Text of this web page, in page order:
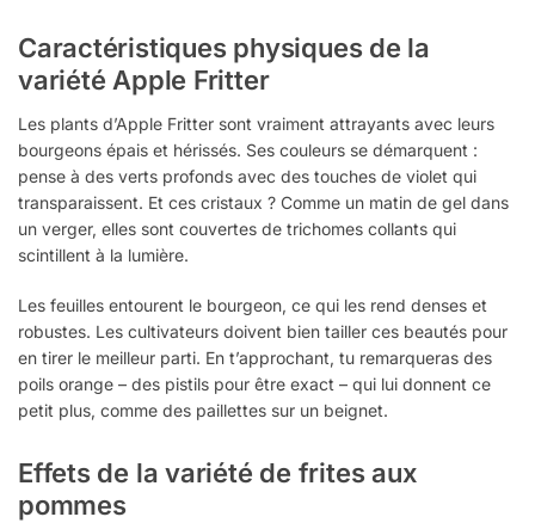
Caractéristiques physiques de la
variété Apple Fritter
Les plants d’Apple Fritter sont vraiment attrayants avec leurs
bourgeons épais et hérissés. Ses couleurs se démarquent :
pense à des verts profonds avec des touches de violet qui
transparaissent. Et ces cristaux ? Comme un matin de gel dans
un verger, elles sont couvertes de trichomes collants qui
scintillent à la lumière.
Les feuilles entourent le bourgeon, ce qui les rend denses et
robustes. Les cultivateurs doivent bien tailler ces beautés pour
en tirer le meilleur parti. En t’approchant, tu remarqueras des
poils orange – des pistils pour être exact – qui lui donnent ce
petit plus, comme des paillettes sur un beignet.
Effets de la variété de frites aux
pommes